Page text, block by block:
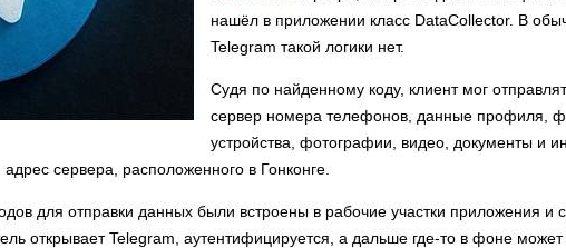
нашёл в приложении класс DataCollector. В
Telegram такой логики нет.
Судя по найденному коду, клиент мог
сервер номера телефонов, данные профиля,
устройства, фотографии, видео, документы и
сервера, расположенного в Гонконге.
для отправки данных были встроены в рабочие участки приложения и
открывает Telegram, аутентифицируется, а дальше где-то в фоне может